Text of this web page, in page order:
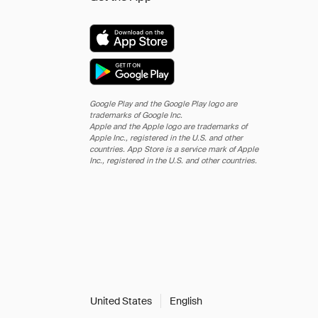
Google Play and the Google Play logo are
trademarks of Google Inc.
Apple and the Apple logo are trademarks of
Apple Inc., registered in the U.S. and other
countries. App Store is a service mark of Apple
Inc., registered in the U.S. and other countries.
United States English